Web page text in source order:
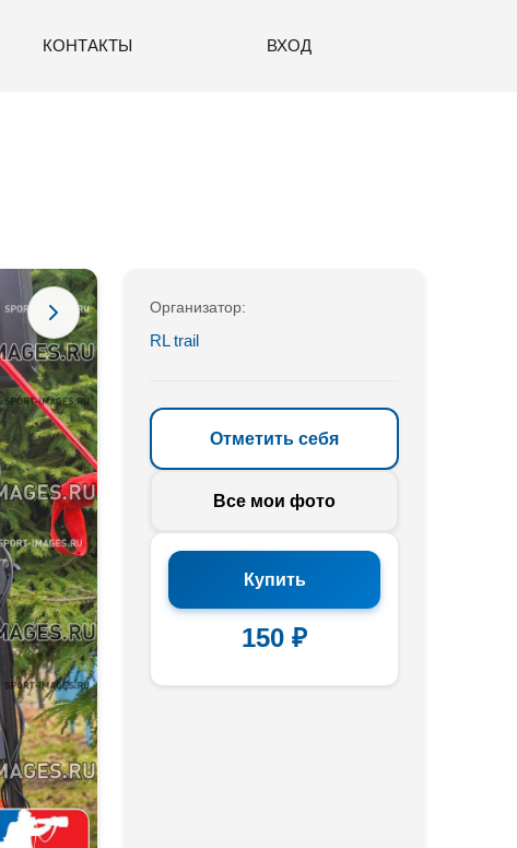
КОНТАКТЫ ВХОД
Организатор:
RL trail
Отметить себя
Все мои фото
Купить
150 ₽